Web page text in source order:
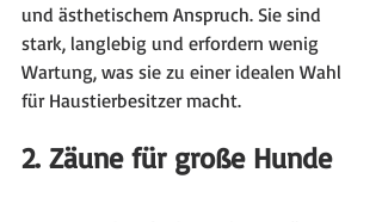
und ästhetischem Anspruch. Sie sind
stark, langlebig und erfordern wenig
Wartung, was sie zu einer idealen Wahl
für Haustierbesitzer macht.
2. Zäune für große Hunde